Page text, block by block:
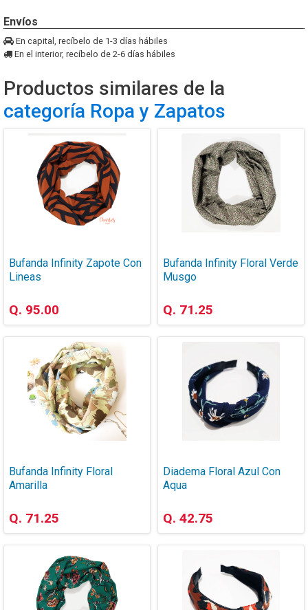
Envíos
En capital, recíbelo de 1-3 días hábiles
En el interior, recíbelo de 2-6 días hábiles
Productos similares de la
categoría Ropa y Zapatos
Bufanda Infinity Zapote Con
Lineas
Q. 95.00
Bufanda Infinity Floral Verde
Musgo
Q. 71.25
Bufanda Infinity Floral
Amarilla
Q. 71.25
Diadema Floral Azul Con
Aqua
Q. 42.75